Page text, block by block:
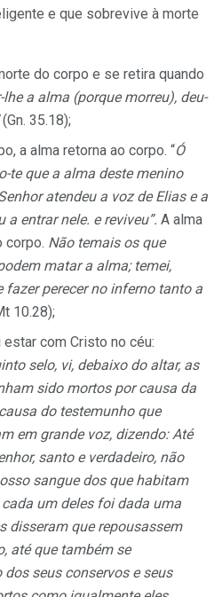
e que sobrevive à morte
do corpo e se retira quando
lhe a alma (porque morreu), deu-
(Gn. 35.18);
a alma retorna ao corpo. “Ó
te que a alma deste menino
atendeu a voz de Elias e a
entrar nele. e reviveu”. A alma
corpo. Não temais os que
matar a alma; temei,
fazer perecer no inferno tanto a
10.28);
com Cristo no céu:
selo, vi, debaixo do altar, as
sido mortos por causa da
do testemunho que
em grande voz, dizendo: Até
santo e verdadeiro, não
sangue dos que habitam
um deles foi dada uma
disseram que repousassem
até que também se
seus conservos e seus